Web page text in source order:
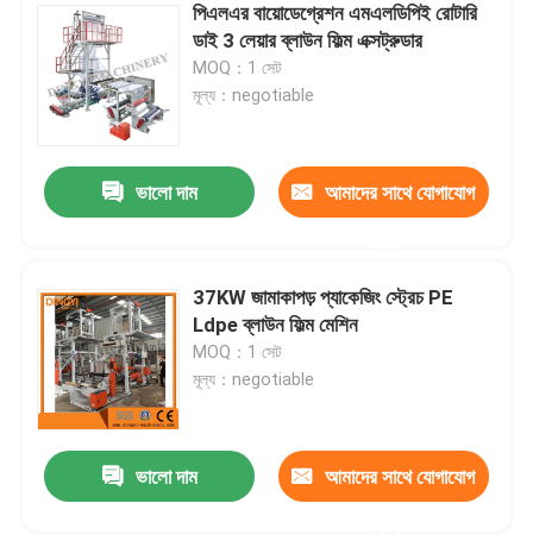
পণ্য
আমাদের সম্পর্কে
কারখানা ভ্রমণ
পিএলএর বায়োডেগ্রেশন এমএলডিপিই রোটারি
ডাই 3 লেয়ার ব্লাউন ফিল্ম এক্সট্রুডার
MOQ：1 সেট
মূল্য：negotiable
ভালো দাম আমাদের সাথে যোগাযোগ
37KW জামাকাপড় প্যাকেজিং স্ট্রেচ PE
Ldpe ব্লাউন ফিল্ম মেশিন
MOQ：1 সেট
মূল্য：negotiable
ভালো দাম আমাদের সাথে যোগাযোগ